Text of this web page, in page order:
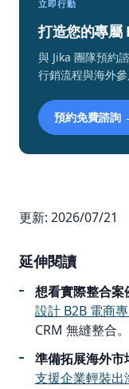
立即行動
打造您的專屬
與 Jika 團隊預約
行銷流程與海外參
預約免費諮詢
更新: 2026/07/21
延伸閱讀
想看實際整合案
設計 B2B 電商
CRM 無縫整合。
準備拓展海外市
支援企業輕裝出